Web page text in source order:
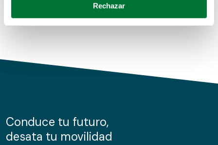
Obtenga más información sobre cómo se procesan sus
de cookies.
información sobre el uso que haga del sitio web con
nuestros partners de redes sociales, publicidad y análisis
Rechazar
Conduce tu futuro,
desata tu movilidad